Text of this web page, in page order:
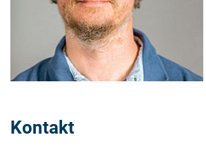
Kontakt